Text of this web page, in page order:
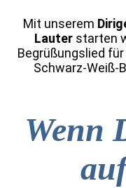
Mit unserem
Lauter starten
Begrüßungslied
Schwarz-Weiß-
Wenn